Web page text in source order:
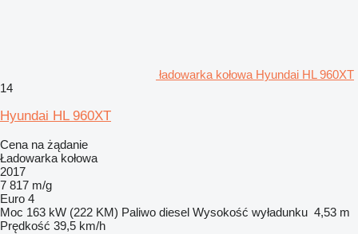
ładowarka kołowa Hyundai HL 960XT
14
Hyundai HL 960XT
Cena na żądanie
Ładowarka kołowa
2017
7 817 m/g
Euro 4
Moc 163 kW (222 KM) Paliwo diesel Wysokość wyładunku 4,53 m
Prędkość 39,5 km/h